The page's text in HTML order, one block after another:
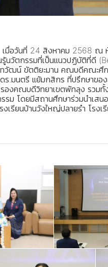
เมื่อวันที่ 24 สิงหาคม 2568
วัตกรรมที่เป็นแนวปฏิบัติที่ดี
.วิทวัฒน์ ขัตติยะมาน คณบดีค
.มนตรี แย้มกสิกร ที่ปรึกษาข
งคณบดีวิทยาเขตพัทลุง รวม
โดยมีสถานศึกษาร่วมนำเส
รียนบ้านวังใหญ่ปลายรำ โรง